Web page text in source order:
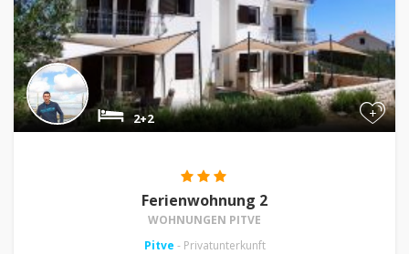
+
2+2
Ferienwohnung 2
WOHNUNGEN PITVE
Pitve - Privatunterkunft